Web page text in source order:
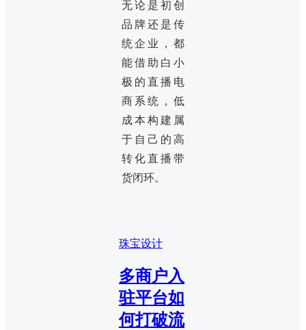
无论是初创
品牌还是传
统企业，都
能借助白小
极的直播电
商系统，低
成本构建属
于自己的高
转化直播带
货闭环。
珠宝设计
多商户入
驻平台如
何打破流